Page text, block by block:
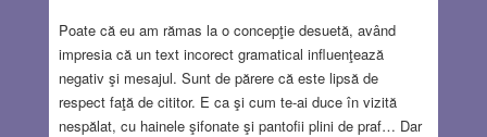
Poate că eu am rămas la o concepţie desuetă, având
impresia că un text incorect gramatical influenţează
negativ şi mesajul. Sunt de părere că este lipsă de
respect faţă de cititor. E ca şi cum te-ai duce în vizită
nespălat, cu hainele şifonate şi pantofii plini de praf… Dar